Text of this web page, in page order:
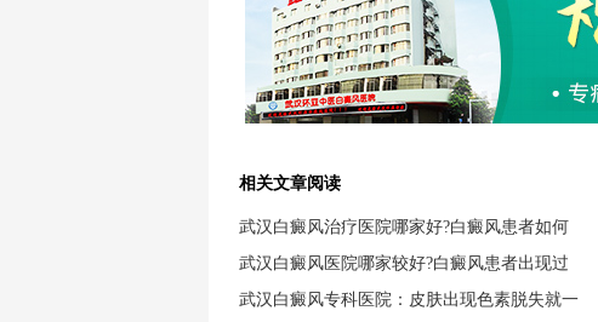
相关文章阅读
武汉白癜风治疗医院哪家好?白癜风患者如何
武汉白癜风医院哪家较好?白癜风患者出现过
武汉白癜风专科医院：皮肤出现色素脱失就一